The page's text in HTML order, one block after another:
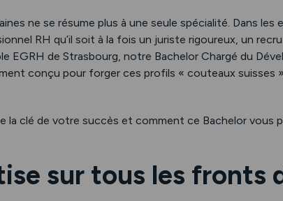
ne se résume plus à une seule spécialité. Dans les
RH qu’il soit à la fois un juriste rigoureux, un
EGRH de Strasbourg, notre Bachelor Chargé du
conçu pour forger ces profils « couteaux suisses
la clé de votre succès et comment ce Bachelor vous
sur tous les fronts